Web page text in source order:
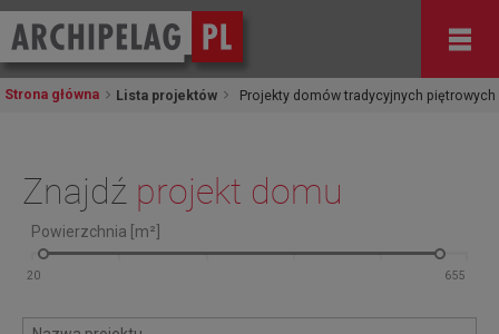
Strona główna Lista projektów Projekty domów tradycyjnych piętrowych
Znajdź projekt domu
Powierzchnia [m²]